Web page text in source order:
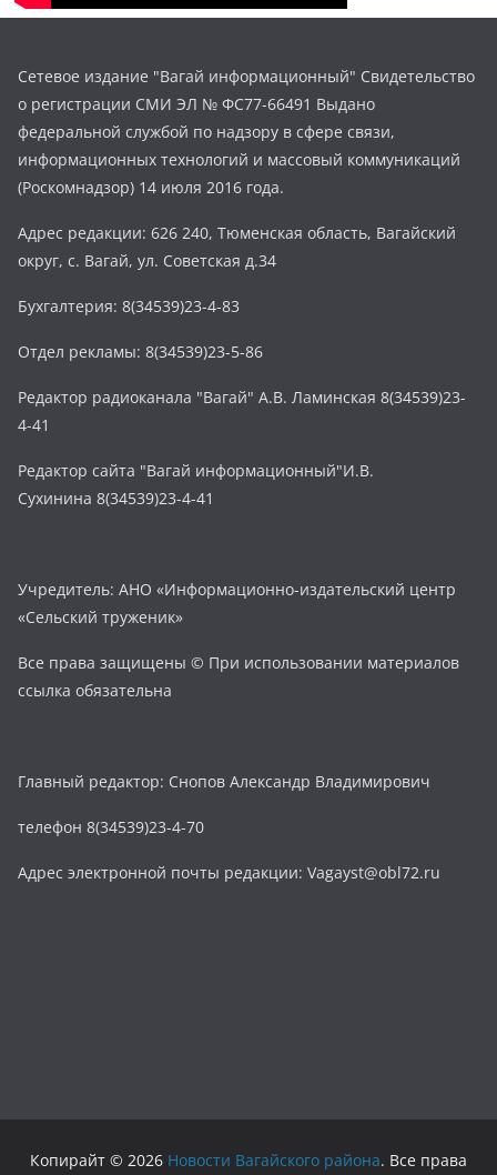
Сетевое издание "Вагай информационный" Свидетельство
о регистрации СМИ ЭЛ № ФС77-66491 Выдано
федеральной службой по надзору в сфере связи,
информационных технологий и массовый коммуникаций
(Роскомнадзор) 14 июля 2016 года.
Адрес редакции: 626 240, Тюменская область, Вагайский
округ, с. Вагай, ул. Советская д.34
Бухгалтерия: 8(34539)23-4-83
Отдел рекламы: 8(34539)23-5-86
Редактор радиоканала "Вагай" А.В. Ламинская 8(34539)23-
4-41
Редактор сайта "Вагай информационный"И.В.
Сухинина 8(34539)23-4-41
Учредитель: АНО «Информационно-издательский центр
«Сельский труженик»
Все права защищены © При использовании материалов
ссылка обязательна
Главный редактор: Снопов Александр Владимирович
телефон 8(34539)23-4-70
Адрес электронной почты редакции: Vagayst@obl72.ru
Копирайт © 2026 Новости Вагайского района. Все права